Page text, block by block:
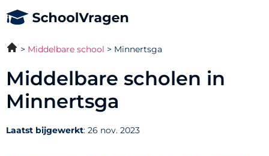
Middelbare school Minnertsga
Middelbare scholen in
Minnertsga
Laatst bijgewerkt: 26 nov. 2023